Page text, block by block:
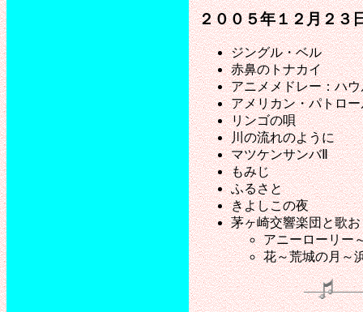
２００５年１２月２
ジングル・ベル
赤鼻のトナカイ
アニメメドレー：ハ
アメリカン・パトロー
リンゴの唄
川の流れのように
マツケンサンバⅡ
もみじ
ふるさと
きよしこの夜
茅ヶ崎交響楽団と歌
アニーローリー
花～荒城の月～